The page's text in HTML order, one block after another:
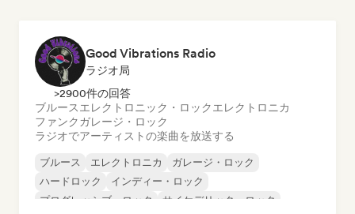
Good Vibrations Radio
ラジオ局
>2900件の回答
ブルースエレクトロニック・ロックエレクトロニカ
ファンクガレージ・ロック
ラジオでアーティストの楽曲を放送する
ブルース エレクトロニカ
ガレージ・ロック
ハードロック
インディー・ロック
プログレッシブ・ロック
サイケデリック・ロック